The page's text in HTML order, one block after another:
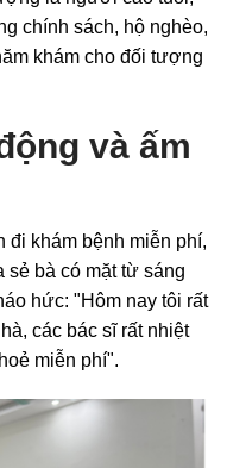
chính sách, hộ nghèo,
khám cho đối tượng
và ấm
khám bệnh miễn phí,
sẻ bà có mặt từ sáng
hức: "Hôm nay tôi rất
các bác sĩ rất nhiệt
miễn phí".